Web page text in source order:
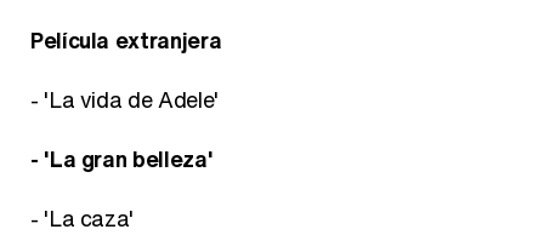
Película extranjera
- 'La vida de Adele'
- 'La gran belleza'
- 'La caza'